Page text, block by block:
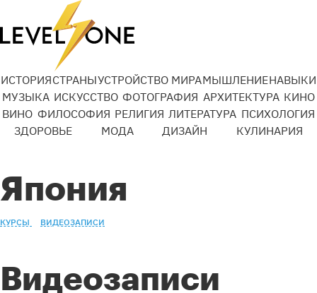
ИСТОРИЯСТРАНЫУСТРОЙСТВО МИРАМЫШЛЕНИЕНАВЫКИ
МУЗЫКА ИСКУССТВО ФОТОГРАФИЯ АРХИТЕКТУРА КИНО
ВИНО ФИЛОСОФИЯ РЕЛИГИЯ ЛИТЕРАТУРА ПСИХОЛОГИЯ
ЗДОРОВЬЕ
МОДА ДИЗАЙН КУЛИНАРИЯ
Япония
КУРСЫ ВИДЕОЗАПИСИ
Видеозаписи